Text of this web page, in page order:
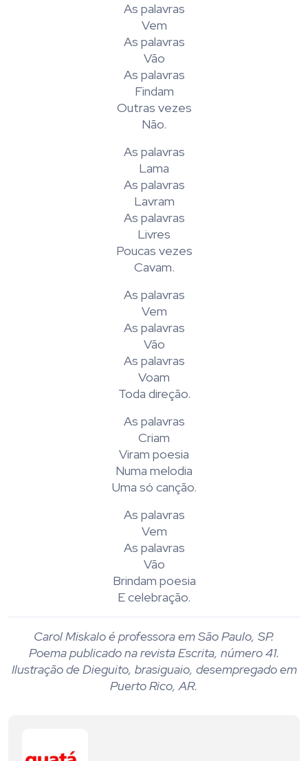
As palavras
Vem
As palavras
Vão
As palavras
Findam
Outras vezes
Não.
As palavras
Lama
As palavras
Lavram
As palavras
Livres
Poucas vezes
Cavam.
As palavras
Vem
As palavras
Vão
As palavras
Voam
Toda direção.
As palavras
Criam
Viram poesia
Numa melodia
Uma só canção.
As palavras
Vem
As palavras
Vão
Brindam poesia
E celebração.
Carol Miskalo é professora em São Paulo, SP.
Poema publicado na revista Escrita, número 41.
Ilustração de Dieguito, brasiguaio, desempregado em
Puerto Rico, AR.